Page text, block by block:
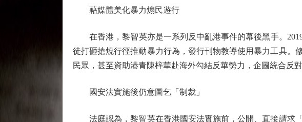
藉媒體美化暴力煽民遊行
在香港，黎智英亦是一系列反中亂港事件的幕後黑手。
徒打砸搶燒行徑推動暴力行為，發行刊物教導使用暴力工具。
民眾，甚至資助港青陳梓華赴海外勾結反華勢力，企圖統合反
國安法實施後仍意圖乞「制裁」
法庭認為，黎智英在香港國安法實施前，公開、直接請求